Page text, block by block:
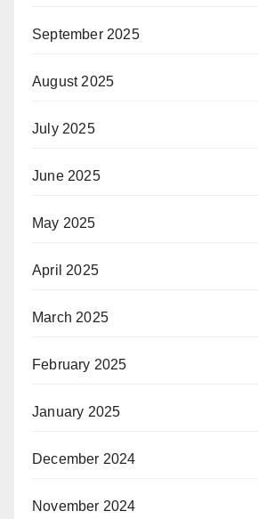
September 2025
August 2025
July 2025
June 2025
May 2025
April 2025
March 2025
February 2025
January 2025
December 2024
November 2024